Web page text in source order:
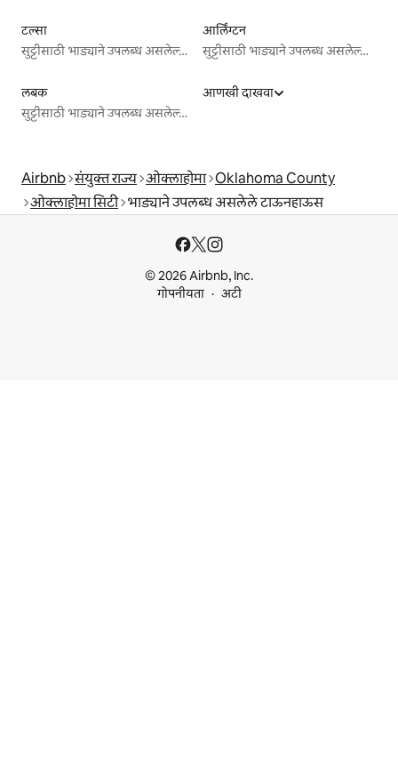
टल्सा
सुट्टीसाठी भाड्याने उपलब्ध असलेल्या जागा
आर्लिंग्टन
सुट्टीसाठी भाड्याने उपलब्ध असलेल्या जागा
लबक
सुट्टीसाठी भाड्याने उपलब्ध असलेल्या जागा
आणखी दाखवा
Airbnb संयुक्त राज्य ओक्लाहोमा Oklahoma County
ओक्लाहोमा सिटी भाड्याने उपलब्ध असलेले टाऊनहाऊस
© 2026 Airbnb, Inc.
गोपनीयता
अटी